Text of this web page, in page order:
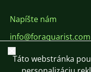
Napíšte nám
info@foraquarist.com
+420 603 449 602
Zavrieť
Táto webstránka